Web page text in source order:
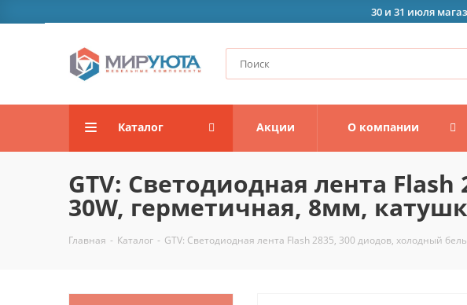
30 и 31 июля
Каталог Акции О компании
GTV: Светодиодная лента
30W, герметичная, 8мм,
Главная - Каталог - GTV: Светодиодная лента Flash 2835, 300 диодов, холодный